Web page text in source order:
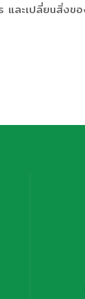
ะเปลี่ยนสิ่งข